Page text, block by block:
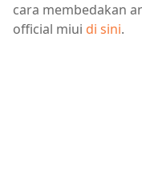
cara membedakan
official miui di sini.